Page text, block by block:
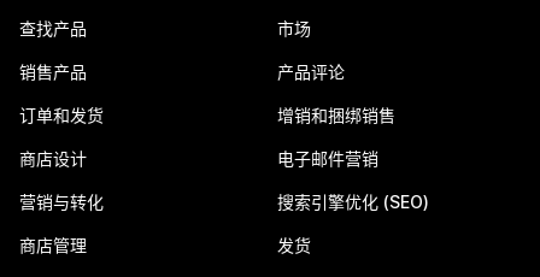
查找产品
销售产品
订单和发货
商店设计
营销与转化
商店管理
市场
产品评论
增销和捆绑销售
电子邮件营销
搜索引擎优化 (SEO)
发货